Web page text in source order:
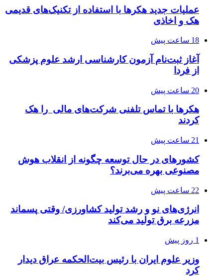
عملیات جدید هکرها با استفاده از تکنیک‌های قدیمی
هک و اخاذی
18 ساعت پیش
آغاز ثبت‌نام‌ آزمون کارشناسی ارشد علوم پزشکی
از فردا
20 ساعت پیش
هکرها با تماس تلفنی شرکت‌های مالی را هک
کردند
21 ساعت پیش
کشورهای در حال توسعه چگونه از انقلاب هوش
مصنوعی بهره می‌برند؟
22 ساعت پیش
انرژی‌های نو و رشد تولید کشاورزی/ وقتی پسماند
مزرعه‌ برق تولید می‌کند
1 روز پیش
وزیر علوم ایران با رئیس بیت‌الحکمه عراق دیدار
کرد